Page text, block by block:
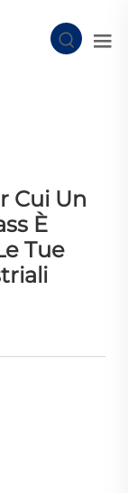
Cui Un
È
Tue